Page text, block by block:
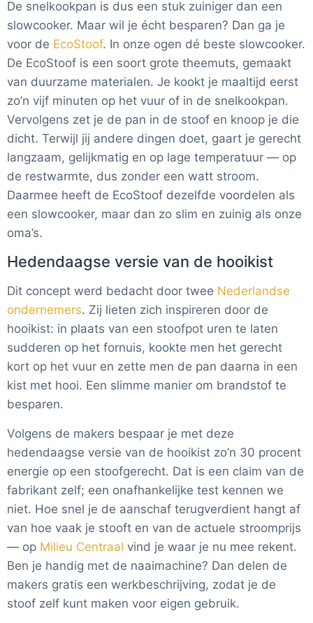
De snelkookpan is dus een stuk zuiniger dan een
slowcooker. Maar wil je écht besparen? Dan ga je
voor de EcoStoof. In onze ogen dé beste slowcooker.
De EcoStoof is een soort grote theemuts, gemaakt
van duurzame materialen. Je kookt je maaltijd eerst
zo’n vijf minuten op het vuur of in de snelkookpan.
Vervolgens zet je de pan in de stoof en knoop je die
dicht. Terwijl jij andere dingen doet, gaart je gerecht
langzaam, gelijkmatig en op lage temperatuur — op
de restwarmte, dus zonder een watt stroom.
Daarmee heeft de EcoStoof dezelfde voordelen als
een slowcooker, maar dan zo slim en zuinig als onze
oma’s.
Hedendaagse versie van de hooikist
Dit concept werd bedacht door twee Nederlandse
ondernemers. Zij lieten zich inspireren door de
hooikist: in plaats van een stoofpot uren te laten
sudderen op het fornuis, kookte men het gerecht
kort op het vuur en zette men de pan daarna in een
kist met hooi. Een slimme manier om brandstof te
besparen.
Volgens de makers bespaar je met deze
hedendaagse versie van de hooikist zo’n 30 procent
energie op een stoofgerecht. Dat is een claim van de
fabrikant zelf; een onafhankelijke test kennen we
niet. Hoe snel je de aanschaf terugverdient hangt af
van hoe vaak je stooft en van de actuele stroomprijs
— op Milieu Centraal vind je waar je nu mee rekent.
Ben je handig met de naaimachine? Dan delen de
makers gratis een werkbeschrijving, zodat je de
stoof zelf kunt maken voor eigen gebruik.